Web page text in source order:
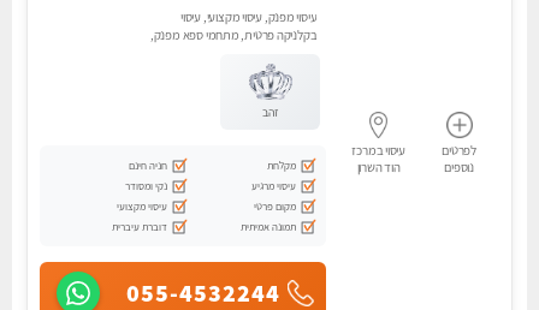
לפרטים
נוספים
עיסוי במרכז
הוד השרון
עיסוי מפנק, עיסוי מקצועי, עיסוי
בקלניקה פרטית, מתחמי ספא מפנק,
זהב
מקלחת
חניה חינם
עיסוי מרגיע
נקי ומסודר
מקום פרטי
עיסוי מקצועי
תמונה אמיתית
דוברת עיברית
055-4532244